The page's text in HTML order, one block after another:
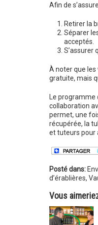
Afin de
Retirer la
Séparer
acceptés.
S’assurer
À noter que
gratuite, mais
Le programme
collaboration
permet, une
récupérée, la
et tuteurs pour
Posté dans:
d’érablières,
Vous